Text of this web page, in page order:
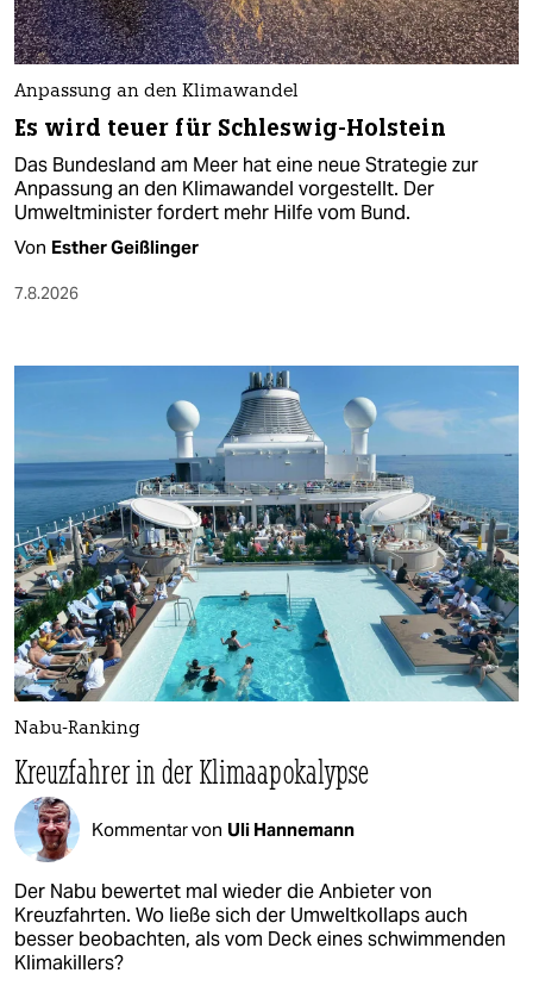
Anpassung an den Klimawandel
Es wird teuer für Schleswig-Holstein
Das Bundesland am Meer hat eine neue Strategie zur
Anpassung an den Klimawandel vorgestellt. Der
Umweltminister fordert mehr Hilfe vom Bund.
Von Esther Geißlinger
7.8.2026
Nabu-Ranking
Kreuzfahrer in der Klimaapokalypse
Kommentar von Uli Hannemann
Der Nabu bewertet mal wieder die Anbieter von
Kreuzfahrten. Wo ließe sich der Umweltkollaps auch
besser beobachten, als vom Deck eines schwimmenden
Klimakillers?